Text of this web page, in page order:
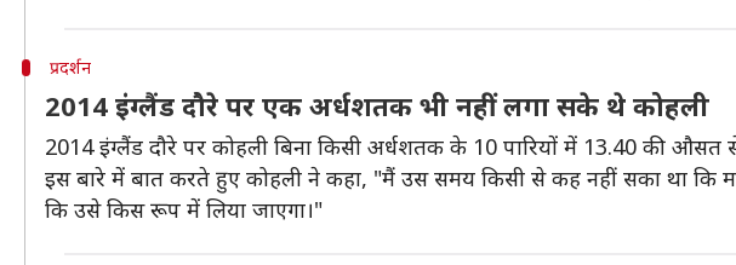
प्रदर्शन
2014 इंग्लैंड दौरे पर एक अर्धशतक भी नहीं लगा सके थे कोहली
2014 इंग्लैंड दौरे पर कोहली बिना किसी अर्धशतक के 10 पारियों में 13.40 की
इस बारे में बात करते हुए कोहली ने कहा, "मैं उस समय किसी से कह नहीं सका था
कि उसे किस रूप में लिया जाएगा।"